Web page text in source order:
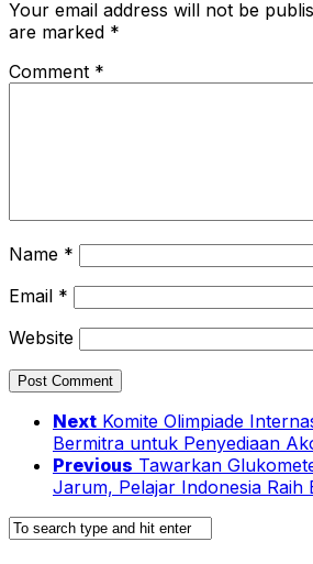
Your email address will not be
are marked *
Comment *
Name *
Email *
Website
Next Komite Olimpiade
Bermitra untuk Penyediaan
Previous Tawarkan
Jarum, Pelajar Indonesia Raih